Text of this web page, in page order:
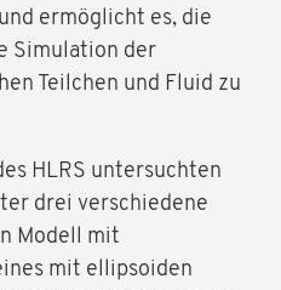
ermöglicht es, die
Simulation der
Teilchen und Fluid zu
HLRS untersuchten
drei verschiedene
Modell mit
mit ellipsoiden